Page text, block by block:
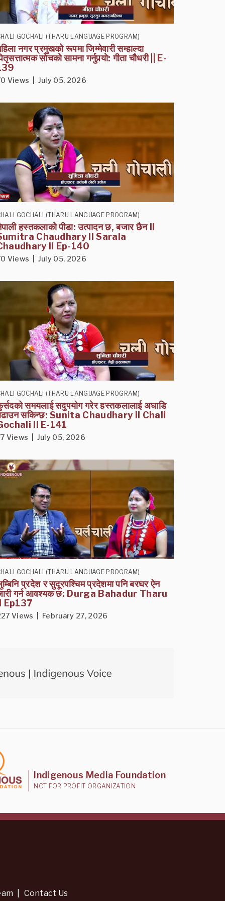
GOCHALI (THARU LANGUAGE PROGRAM)
नगर प्रमुखको रूपमा जिम्मेवारी सम्हाल्दा
सोचको सामना गर्नुपर्‍यो: गीता चौधरी || E-
Views | July 05, 2026
GOCHALI (THARU LANGUAGE PROGRAM)
हस्तकलाको पीडा: उत्पादन छ, बजार छैन II
Chaudhary II Sarala
II Ep-140
Views | July 05, 2026
GOCHALI (THARU LANGUAGE PROGRAM)
समयलाई सदुपयोग गरेर हस्तकलालाई अघाडि
सकिन्छ: Sunita Chaudhary II Chali
II E-141
Views | July 05, 2026
GOCHALI (THARU LANGUAGE PROGRAM)
प्रदेश र सुदूरपश्चिम प्रदेशमा पनि बरघर ऐन
गर्न आवश्यक छ: Durga Bahadur Tharu
Ep137
Views | February 27, 2026
Indigenous Media Foundation
NOT FOR PROFIT ORGANIZATION
Contact Us